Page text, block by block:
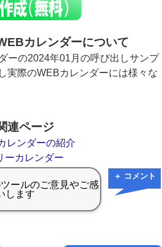
カレンダーについて
ーの2024年01月の呼び出しサンプ
実際のWEBカレンダーには様々な
連ページ
レンダーの紹介
ーカレンダー
＋ コメント